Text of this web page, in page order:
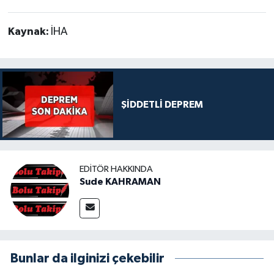
Kaynak: İHA
ŞİDDETLİ DEPREM
EDITÖR HAKKINDA
Sude KAHRAMAN
Bunlar da ilginizi çekebilir